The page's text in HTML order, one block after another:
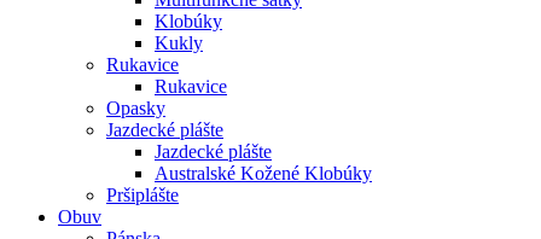
Klobúky
Kukly
Rukavice
Rukavice
Opasky
Jazdecké plášte
Jazdecké plášte
Australské Kožené Klobúky
Pršiplášte
Obuv